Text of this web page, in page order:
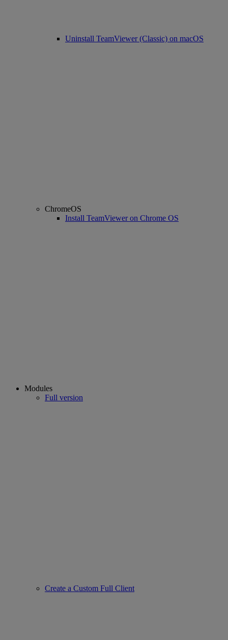
Uninstall TeamViewer (Classic) on macOS
ChromeOS
Install TeamViewer on Chrome OS
Modules
Full version
Create a Custom Full Client